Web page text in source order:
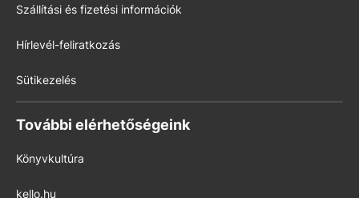
Szállítási és fizetési információk
Hírlevél-feliratkozás
Sütikezelés
További elérhetőségeink
Könyvkultúra
kello.hu